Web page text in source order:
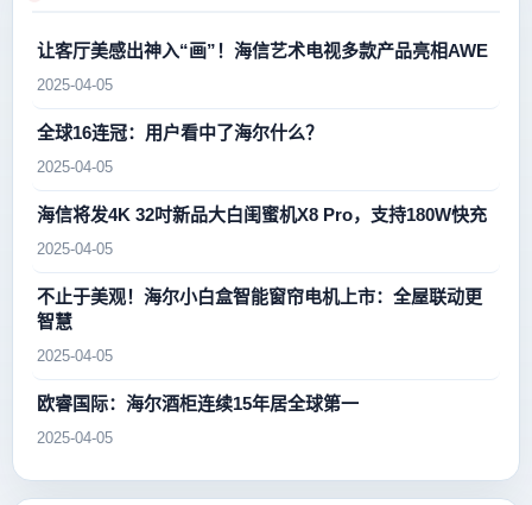
让客厅美感出神入“画”！海信艺术电视多款产品亮相AWE
2025-04-05
全球16连冠：用户看中了海尔什么？
2025-04-05
海信将发4K 32吋新品大白闺蜜机X8 Pro，支持180W快充
2025-04-05
不止于美观！海尔小白盒智能窗帘电机上市：全屋联动更
智慧
2025-04-05
欧睿国际：海尔酒柜连续15年居全球第一
2025-04-05